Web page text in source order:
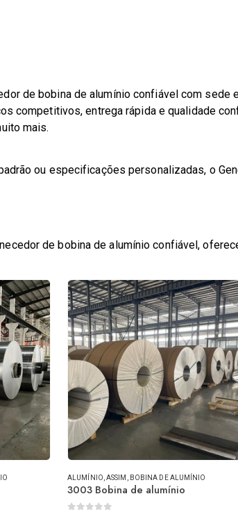
de bobina de alumínio confiável com sede
competitivos, entrega rápida e qualidade
mais.
ou especificações personalizadas, o
de bobina de alumínio confiável,
ALUMÍNIO, ASSIM, BOBINA DE ALUMÍNIO
3003 Bobina de alumínio